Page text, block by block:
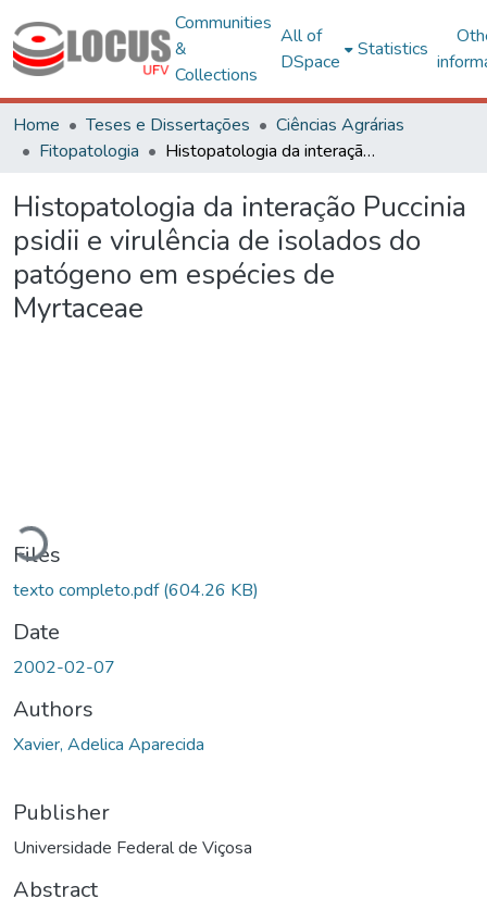
Communities
&
Collections
All of
DSpace
Statistics
Home Teses e Dissertações
Ciências Agrárias
Fitopatologia
Histopatologia da interação Puccinia psidii e virulência de isolados do patógeno em espécies de Myrtaceae
Histopatologia da interação Puccinia
psidii e virulência de isolados do
patógeno em espécies de
Myrtaceae
Loading...
Files
texto completo.pdf(604.26 KB)
Date
2002-02-07
Authors
Xavier, Adelica Aparecida
Publisher
Universidade Federal de Viçosa
Abstract